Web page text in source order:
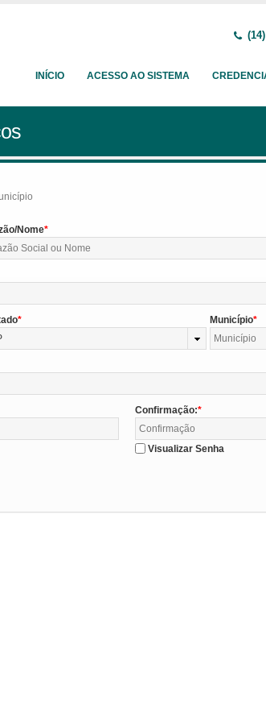
INÍCIO ACESSO AO SISTEMA
Nome
Município
Confirmação:
Visualizar Senha